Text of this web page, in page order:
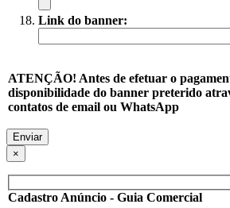
Link do banner:
ATENÇÃO! Antes de efetuar o
disponibilidade do banner preterido
contatos de email ou WhatsApp
×
Cadastro Anúncio - Guia Comercial